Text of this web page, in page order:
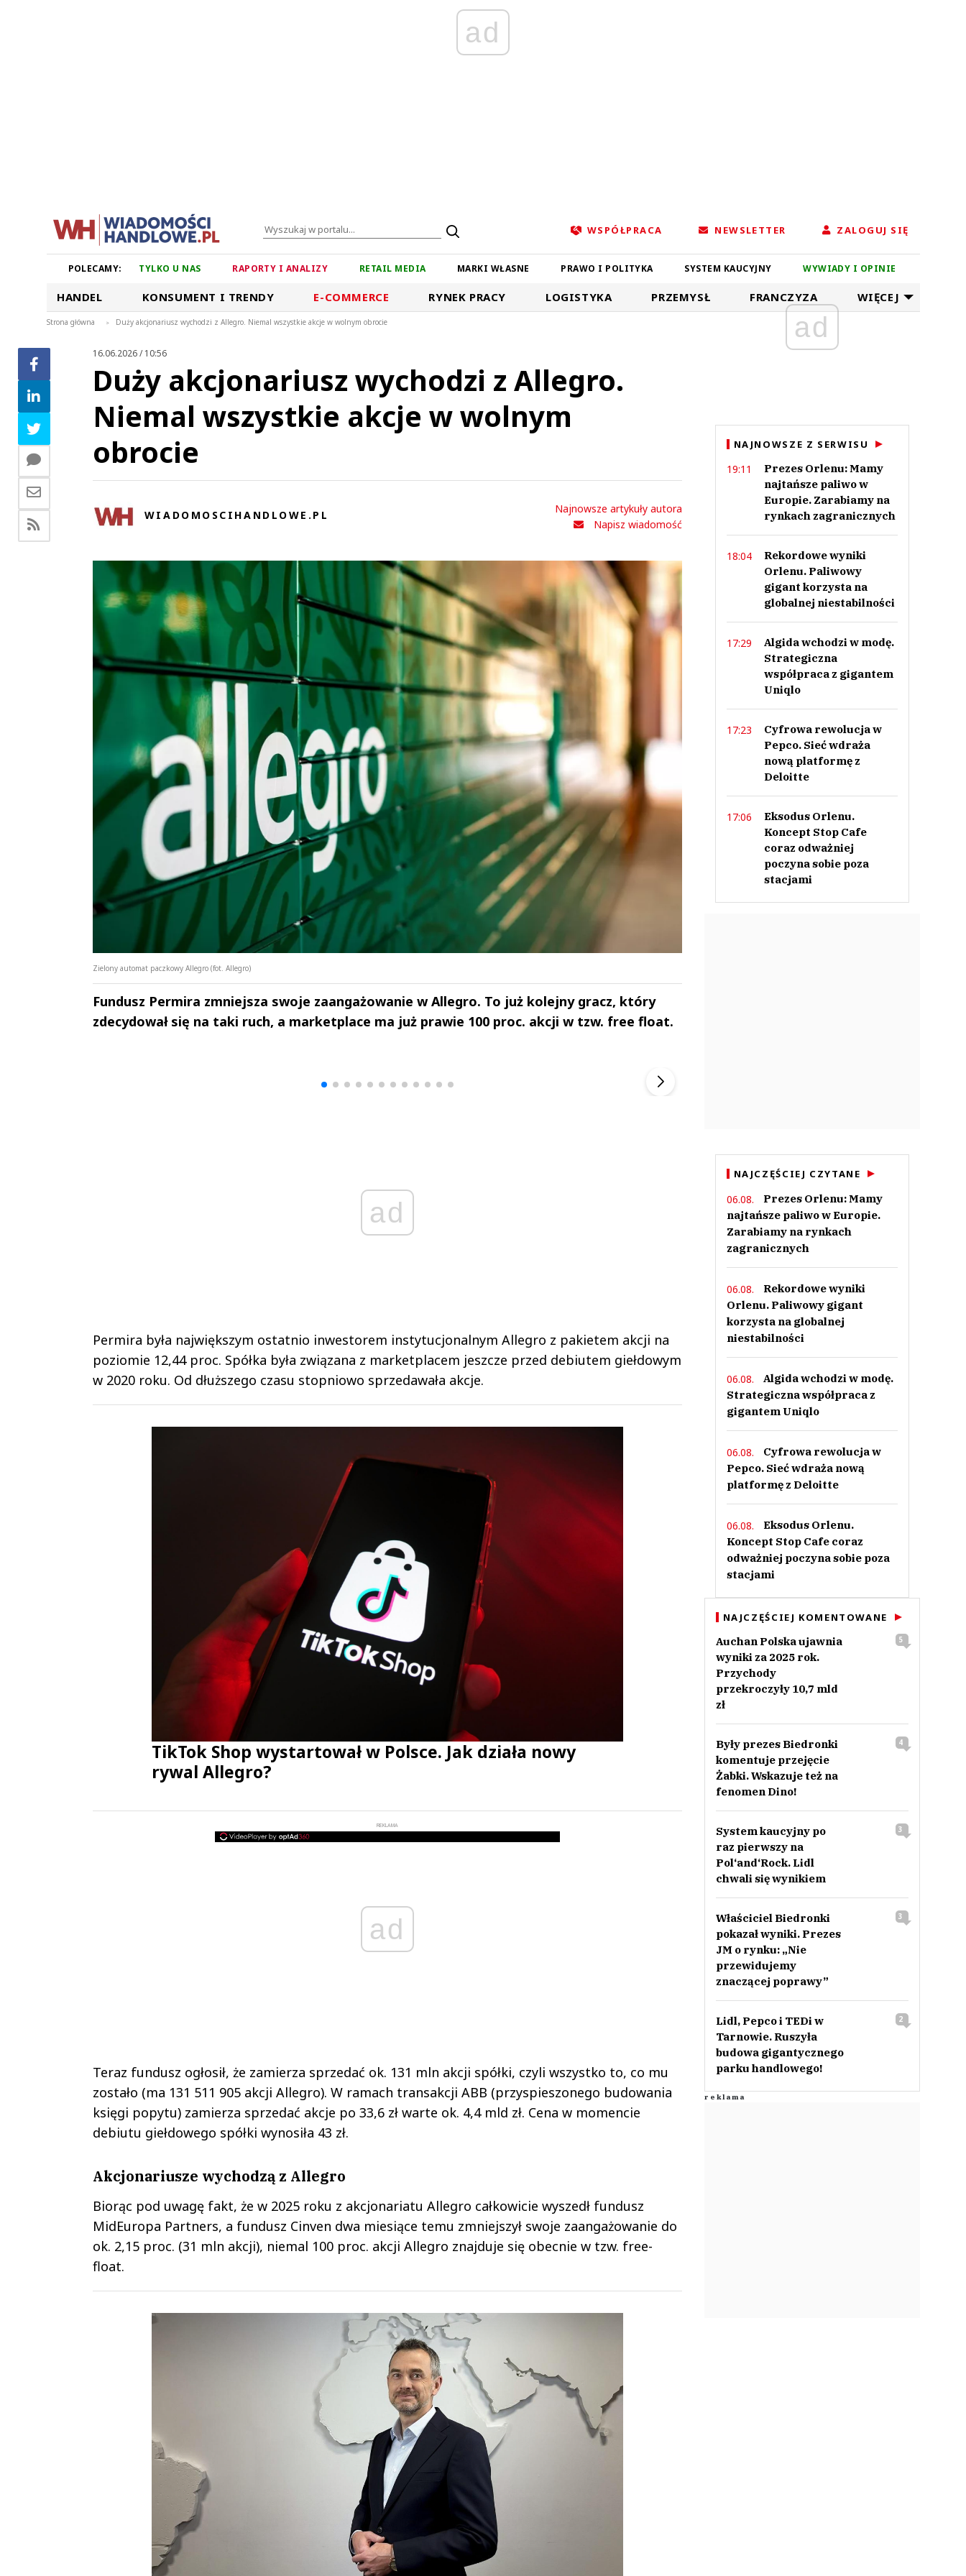
ad
WSPÓŁPRACA NEWSLETTER ZALOGUJ SIĘ
POLECAMY: TYLKO U NAS RAPORTY I ANALIZY RETAIL MEDIA MARKI WŁASNE PRAWO I POLITYKA SYSTEM KAUCYJNY WYWIADY I OPINIE
HANDEL KONSUMENT I TRENDY E-COMMERCE RYNEK PRACY LOGISTYKA PRZEMYSŁ FRANCZYZA WIĘCEJ
Strona główna > Duży akcjonariusz wychodzi z Allegro. Niemal wszystkie akcje w wolnym obrocie
16.06.2026 / 10:56
Duży akcjonariusz wychodzi z Allegro.
Niemal wszystkie akcje w wolnym
obrocie
WIADOMOSCIHANDLOWE.PL
Najnowsze artykuły autora
Napisz wiadomość
Zielony automat paczkowy Allegro (fot. Allegro)
Fundusz Permira zmniejsza swoje zaangażowanie w Allegro. To już kolejny gracz, który
zdecydował się na taki ruch, a marketplace ma już prawie 100 proc. akcji w tzw. free float.
ad
Permira była największym ostatnio inwestorem instytucjonalnym Allegro z pakietem akcji na
poziomie 12,44 proc. Spółka była związana z marketplacem jeszcze przed debiutem giełdowym
w 2020 roku. Od dłuższego czasu stopniowo sprzedawała akcje.
TikTok Shop wystartował w Polsce. Jak działa nowy
rywal Allegro?
REKLAMA
ad
Teraz fundusz ogłosił, że zamierza sprzedać ok. 131 mln akcji spółki, czyli wszystko to, co mu
zostało (ma 131 511 905 akcji Allegro). W ramach transakcji ABB (przyspieszonego budowania
księgi popytu) zamierza sprzedać akcje po 33,6 zł warte ok. 4,4 mld zł. Cena w momencie
debiutu giełdowego spółki wynosiła 43 zł.
Akcjonariusze wychodzą z Allegro
Biorąc pod uwagę fakt, że w 2025 roku z akcjonariatu Allegro całkowicie wyszedł fundusz
MidEuropa Partners, a fundusz Cinven dwa miesiące temu zmniejszył swoje zaangażowanie do
ok. 2,15 proc. (31 mln akcji), niemal 100 proc. akcji Allegro znajduje się obecnie w tzw. free-
float.
ad
NAJNOWSZE Z SERWISU
19:11
Prezes Orlenu: Mamy
najtańsze paliwo w
Europie. Zarabiamy na
rynkach zagranicznych
18:04
Rekordowe wyniki
Orlenu. Paliwowy
gigant korzysta na
globalnej niestabilności
17:29
Algida wchodzi w modę.
Strategiczna
współpraca z gigantem
Uniqlo
17:23
Cyfrowa rewolucja w
Pepco. Sieć wdraża
nową platformę z
Deloitte
17:06
Eksodus Orlenu.
Koncept Stop Cafe
coraz odważniej
poczyna sobie poza
stacjami
NAJCZĘŚCIEJ CZYTANE
06.08.
Prezes Orlenu: Mamy
najtańsze paliwo w Europie.
Zarabiamy na rynkach
zagranicznych
06.08.
Rekordowe wyniki
Orlenu. Paliwowy gigant
korzysta na globalnej
niestabilności
06.08.
Algida wchodzi w modę.
Strategiczna współpraca z
gigantem Uniqlo
06.08.
Cyfrowa rewolucja w
Pepco. Sieć wdraża nową
platformę z Deloitte
06.08.
Eksodus Orlenu.
Koncept Stop Cafe coraz
odważniej poczyna sobie poza
stacjami
NAJCZĘŚCIEJ KOMENTOWANE
Auchan Polska ujawnia
wyniki za 2025 rok.
Przychody
przekroczyły 10,7 mld
zł
5
Były prezes Biedronki
komentuje przejęcie
Żabki. Wskazuje też na
fenomen Dino!
4
System kaucyjny po
raz pierwszy na
Pol‘and‘Rock. Lidl
chwali się wynikiem
3
Właściciel Biedronki
pokazał wyniki. Prezes
JM o rynku: „Nie
przewidujemy
znaczącej poprawy”
3
Lidl, Pepco i TEDi w
Tarnowie. Ruszyła
budowa gigantycznego
parku handlowego!
2